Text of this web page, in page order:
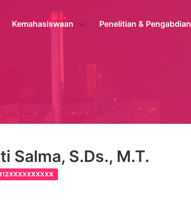
Kemahasiswaan Penelitian & Pengabdian
Salma, S.Ds., M.T.